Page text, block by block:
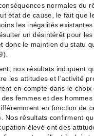
normales du
état de cause, le fait que
les inégalités
un désintérêt pour les
donc le maintien du statu
nos résultats indiquent
les attitudes et l’activité
en compte dans le choix
des femmes et des
en fonction de
Nos résultats confirment
élevé ont des